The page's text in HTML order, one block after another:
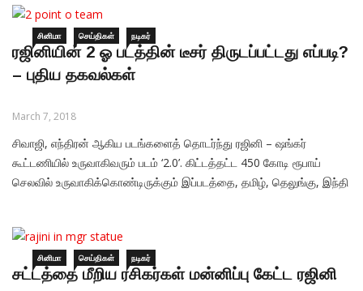
அமைதி ஆகியன என்றும், பாஜகவின் தூண்டுதலால்தான் அவர் கட்சி
சினிமா செய்திகள் நடிகர்
ரஜினியின் 2 ஓ படத்தின் டீசர் திருடப்பட்டது எப்படி?
– புதிய தகவல்கள்
March 7, 2018
சிவாஜி, எந்திரன் ஆகிய படங்களைத் தொடர்ந்து ரஜினி – ஷங்கர்
கூட்டணியில் உருவாகிவரும் படம் ‘2.0’. கிட்டத்தட்ட 450 கோடி ரூபாய்
செலவில் உருவாகிக்கொண்டிருக்கும் இப்படத்தை, தமிழ், தெலுங்கு, இந்தி
இப்படத்தில் வில்லனாக நடித்திருக்கிறார்.
சினிமா செய்திகள் நடிகர்
சட்டத்தை மீறிய ரசிகர்கள் மன்னிப்பு கேட்ட ரஜினி